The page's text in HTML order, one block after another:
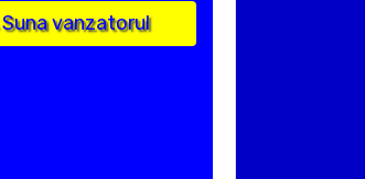
vanzatorul